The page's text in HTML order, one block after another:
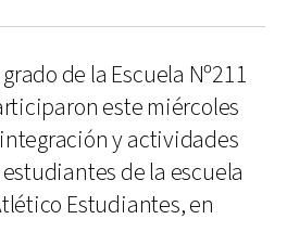
de la Escuela Nº211
este miércoles
y actividades
de la escuela
Estudiantes, en